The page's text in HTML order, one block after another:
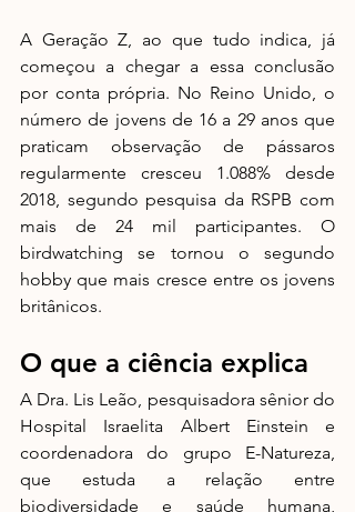
A Geração Z, ao que tudo indica, já
começou a chegar a essa conclusão
por conta própria. No Reino Unido, o
número de jovens de 16 a 29 anos que
praticam observação de pássaros
regularmente cresceu 1.088% desde
2018, segundo pesquisa da RSPB com
mais de 24 mil participantes. O
birdwatching se tornou o segundo
hobby que mais cresce entre os jovens
britânicos.
O que a ciência explica
A Dra. Lis Leão, pesquisadora sênior do
Hospital Israelita Albert Einstein e
coordenadora do grupo E-Natureza,
que estuda a relação entre
biodiversidade e saúde humana,